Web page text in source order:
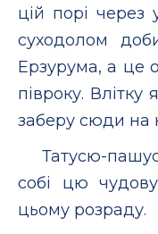
цій порі
суходолом
Ерзурума, а це
півроку. Влітку
заберу сюди на
Татусю-
собі цю
цьому розраду.